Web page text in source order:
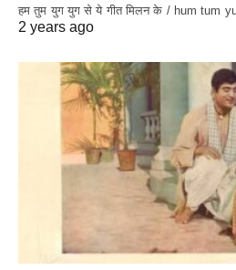
हम तुम युग युग से ये गीत मिलन के / hum tum
2 years ago